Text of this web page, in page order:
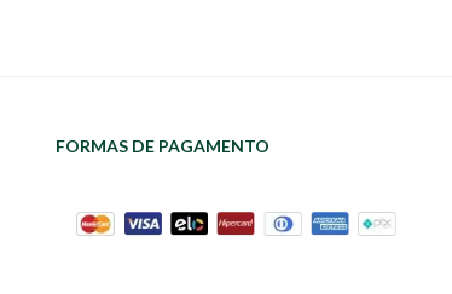
FORMAS DE PAGAMENTO